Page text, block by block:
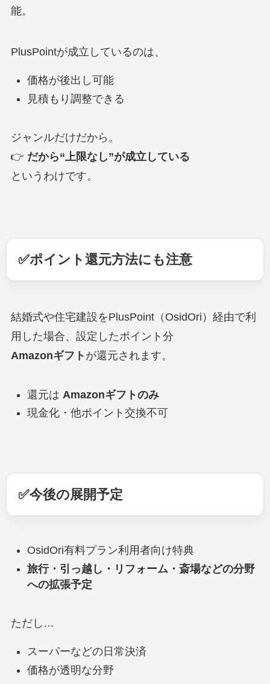
能。
PlusPointが成立しているのは、
価格が後出し可能
見積もり調整できる
ジャンルだけだから。
👉 だから“上限なし”が成立している
というわけです。
✅ポイント還元方法にも注意
結婚式や住宅建設をPlusPoint（OsidOri）経由で利
用した場合、設定したポイント分
Amazonギフト が還元されます。
還元は Amazonギフトのみ
現金化・他ポイント交換不可
✅今後の展開予定
OsidOri有料プラン利用者向け特典
旅行・引っ越し・リフォーム・斎場などの分野
への拡張予定
ただし…
スーパーなどの日常決済
価格が透明な分野